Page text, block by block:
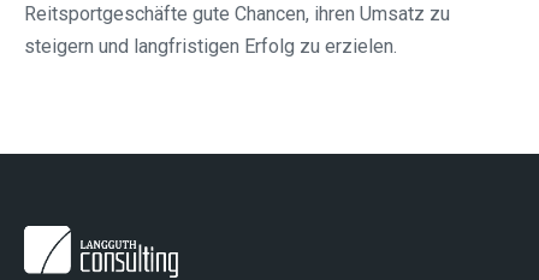
Reitsportgeschäfte gute Chancen, ihren Umsatz zu
steigern und langfristigen Erfolg zu erzielen.